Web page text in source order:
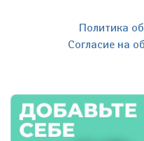
Политика
Согласие на